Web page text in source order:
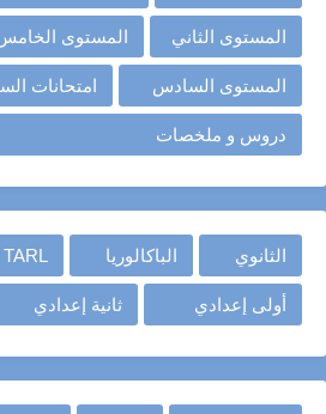
المستوى الثاني المستوى
المستوى السادس امتحانات
دروس و ملخصات
الثانوي الباكالوريا TARL
أولى إعدادي ثانية إعدادي